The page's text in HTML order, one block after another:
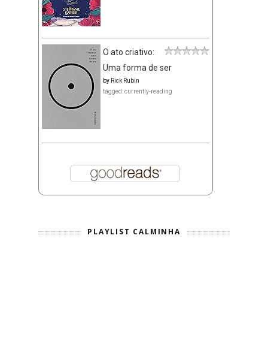
O ato criativo:
Uma forma de ser
by Rick Rubin
tagged: currently-reading
PLAYLIST CALMINHA